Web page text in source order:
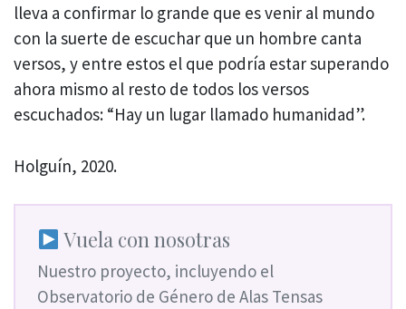
lleva a confirmar lo grande que es venir al mundo
con la suerte de escuchar que un hombre canta
versos, y entre estos el que podría estar superando
ahora mismo al resto de todos los versos
escuchados: “Hay un lugar llamado humanidad”.
Holguín, 2020.
Vuela con nosotras
Nuestro proyecto, incluyendo el
Observatorio de Género de Alas Tensas